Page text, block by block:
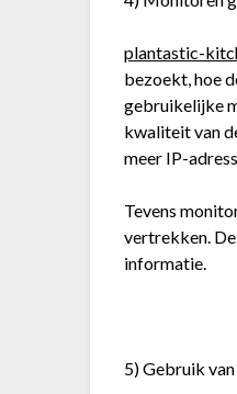
plantastic-
bezoekt, hoe
gebruikelijke
kwaliteit van
meer IP-
Tevens
vertrekken.
informatie.
5) Gebruik